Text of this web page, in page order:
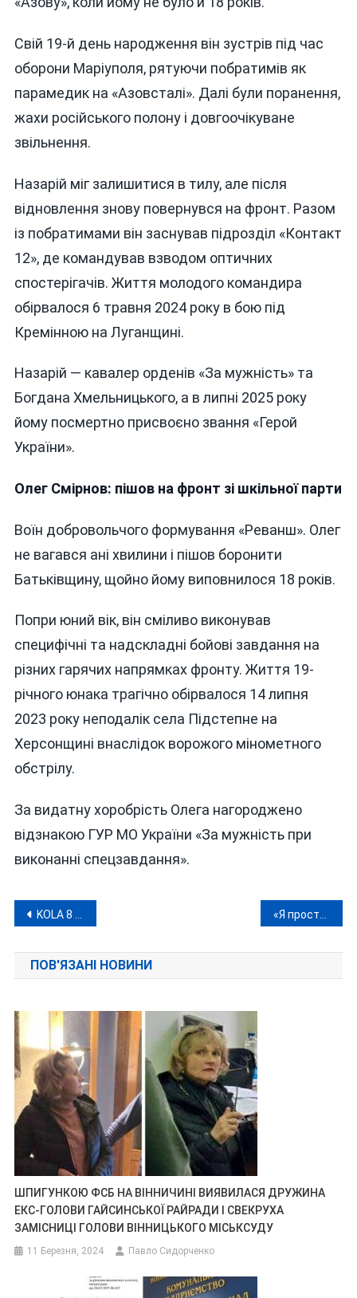
Свій 19-й день народження він зустрів під час
оборони Маріуполя, рятуючи побратимів як
парамедик на «Азовсталі». Далі були поранення,
жахи російського полону і довгоочікуване
звільнення.
Назарій міг залишитися в тилу, але після
відновлення знову повернувся на фронт. Разом
із побратимами він заснував підрозділ «Контакт
12», де командував взводом оптичних
спостерігачів. Життя молодого командира
обірвалося 6 травня 2024 року в бою під
Кремінною на Луганщині.
Назарій — кавалер орденів «За мужність» та
Богдана Хмельницького, а в липні 2025 року
йому посмертно присвоєно звання «Герой
України».
Олег Смірнов: пішов на фронт зі шкільної парти
Воїн добровольчого формування «Реванш». Олег
не вагався ані хвилини і пішов боронити
Батьківщину, щойно йому виповнилося 18 років.
Попри юний вік, він сміливо виконував
специфічні та надскладні бойові завдання на
різних гарячих напрямках фронту. Життя 19-
річного юнака трагічно обірвалося 14 липня
2023 року неподалік села Підстепне на
Херсонщині внаслідок ворожого мінометного
обстрілу.
За видатну хоробрість Олега нагороджено
відзнакою ГУР МО України «За мужність при
виконанні спецзавдання».
Навігація
записів
KOLA 8 березня у Вінниці з великим концертом: «Проживемо цей вечір на повну!»
ПОВ'ЯЗАНІ НОВИНИ
ШПИГУНКОЮ ФСБ НА ВІННИЧИНІ ВИЯВИЛАСЯ ДРУЖИНА
ЕКС-ГОЛОВИ ГАЙСИНСЬКОЇ РАЙРАДИ І СВЕКРУХА
ЗАМІСНИЦІ ГОЛОВИ ВІННИЦЬКОГО МІСЬКСУДУ
11 Березня, 2024 Павло Сидорченко